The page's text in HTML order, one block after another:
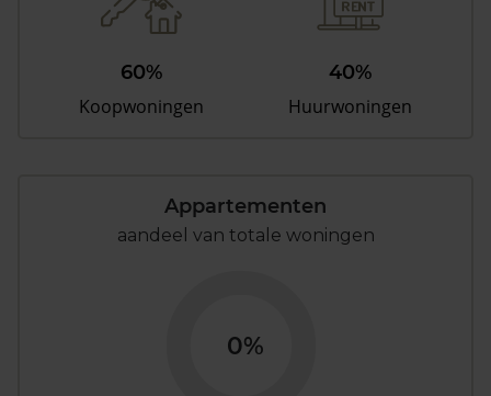
60%
Koopwoningen
40%
Huurwoningen
Appartementen
aandeel van totale woningen
0%